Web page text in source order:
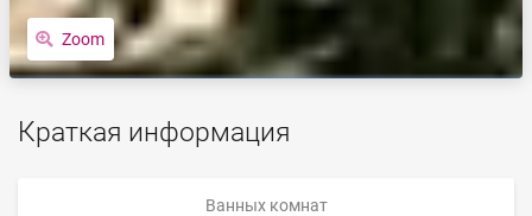
Zoom
Краткая информация
Ванных комнат